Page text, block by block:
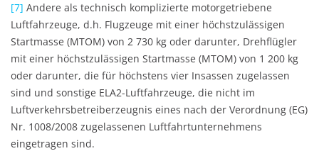
[7] Andere als technisch komplizierte motorgetriebene
Luftfahrzeuge, d.h. Flugzeuge mit einer höchstzulässigen
Startmasse (MTOM) von 2 730 kg oder darunter, Drehflügler
mit einer höchstzulässigen Startmasse (MTOM) von 1 200 kg
oder darunter, die für höchstens vier Insassen zugelassen
sind und sonstige ELA2-Luftfahrzeuge, die nicht im
Luftverkehrsbetreiberzeugnis eines nach der Verordnung (EG)
Nr. 1008/2008 zugelassenen Luftfahrtunternehmens
eingetragen sind.